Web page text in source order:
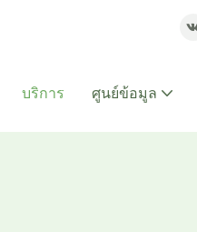
บริการ ศูนย์ข้อมูล